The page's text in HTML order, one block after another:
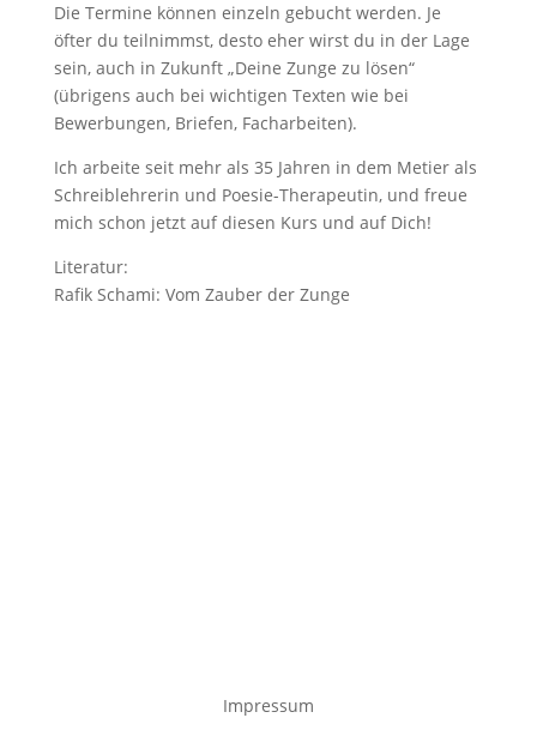
Die Termine können einzeln gebucht werden. Je
öfter du teilnimmst, desto eher wirst du in der Lage
sein, auch in Zukunft „Deine Zunge zu lösen“
(übrigens auch bei wichtigen Texten wie bei
Bewerbungen, Briefen, Facharbeiten).
Ich arbeite seit mehr als 35 Jahren in dem Metier als
Schreiblehrerin und Poesie-Therapeutin, und freue
mich schon jetzt auf diesen Kurs und auf Dich!
Literatur:
Rafik Schami: Vom Zauber der Zunge
Impressum